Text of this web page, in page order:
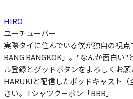
HIRO
ユーチューバー
実際タイに住んでいる僕が独自の視
BANG BANGKOK」。"なんか面白い"
ル登録とグッドボタンをよろしくお
HARUKIと配信したポッドキャスト（
さい。Tシャツクーポン「BBB」